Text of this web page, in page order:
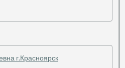
г.Красноярск